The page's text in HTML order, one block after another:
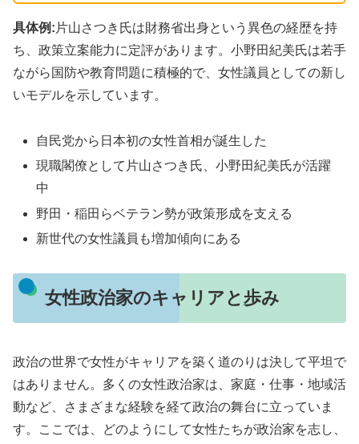
具体例: 片山さつき氏は財務省出身という異色の経歴を持
ち、政策立案能力に定評があります。小野田紀美氏は若手
ながら国防や教育問題に積極的で、女性議員としての新し
いモデルを示しています。
自民党から日本初の女性首相が誕生した
現職閣僚として片山さつき氏、小野田紀美氏が活躍
中
野田・稲田らベテラン勢が政策形成を支える
新世代の女性議員も増加傾向にある
女性政治家のキャリアと歩み
政治の世界で女性がキャリアを築く道のりは決して平坦で
はありません。多くの女性政治家は、家庭・仕事・地域活
動など、さまざまな経験を経て政治の舞台に立っていま
す。ここでは、どのようにして女性たちが政治家を志し、